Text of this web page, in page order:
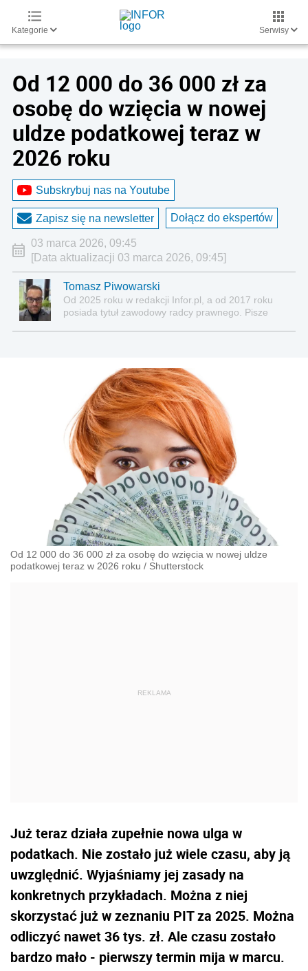
Kategorie Serwisy
Od 12 000 do 36 000 zł za
osobę do wzięcia w nowej
uldze podatkowej teraz w
2026 roku
Subskrybuj nas na Youtube
Zapisz się na newsletter Dołącz do ekspertów
03 marca 2026, 09:45
[Data aktualizacji 03 marca 2026, 09:45]
Tomasz Piwowarski
Od 2025 roku w redakcji Infor.pl, a od 2017 roku
posiada tytuł zawodowy radcy prawnego. Pisze
Od 12 000 do 36 000 zł za osobę do wzięcia w nowej uldze
podatkowej teraz w 2026 roku / Shutterstock
Już teraz działa zupełnie nowa ulga w
podatkach. Nie zostało już wiele czasu, aby ją
uwzględnić. Wyjaśniamy jej zasady na
konkretnych przykładach. Można z niej
skorzystać już w zeznaniu PIT za 2025. Można
odliczyć nawet 36 tys. zł. Ale czasu zostało
bardzo mało - pierwszy termin mija w marcu.